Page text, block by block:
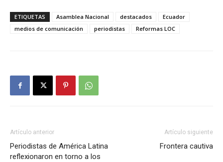
ETIQUETAS Asamblea Nacional destacados
Ecuador
medios de comunicación
periodistas Reformas LOC
Artículo anterior
Periodistas de América Latina
reflexionaron en torno a los
Artículo siguiente
Frontera cautiva